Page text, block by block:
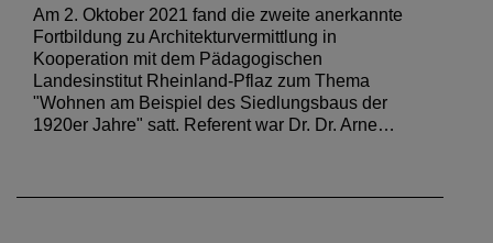
Am 2. Oktober 2021 fand die zweite anerkannte
Fortbildung zu Architekturvermittlung in
Kooperation mit dem Pädagogischen
Landesinstitut Rheinland-Pflaz zum Thema
"Wohnen am Beispiel des Siedlungsbaus der
1920er Jahre" satt. Referent war Dr. Dr. Arne…